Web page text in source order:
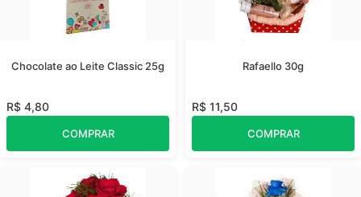
Chocolate ao Leite Classic 25g
R$ 4,80
COMPRAR
Rafaello 30g
R$ 11,50
COMPRAR